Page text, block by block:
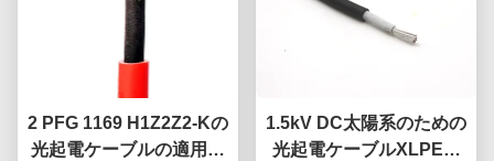
2 PFG 1169 H1Z2Z2-Kの
光起電ケーブルの適用範
1.5kV DC太陽系のための
光起電ケーブルXLPEの